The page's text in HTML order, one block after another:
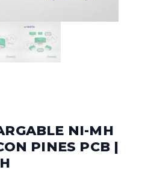
NI-MH
PINES PCB |